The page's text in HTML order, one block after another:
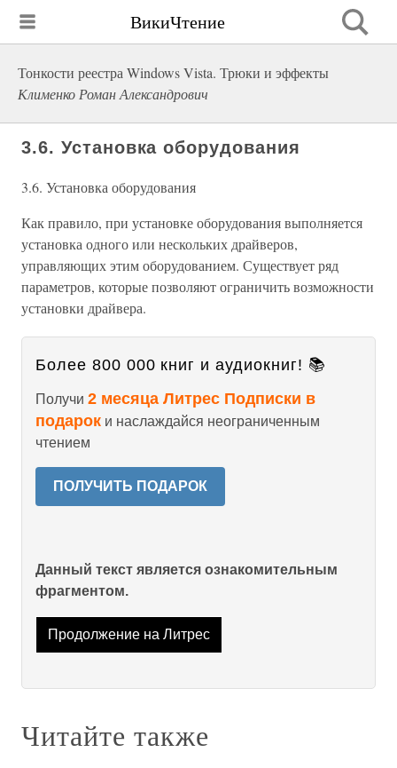
ВикиЧтение
Тонкости реестра Windows Vista. Трюки и эффекты
Клименко Роман Александрович
3.6. Установка оборудования
3.6. Установка оборудования
Как правило, при установке оборудования выполняется
установка одного или нескольких драйверов,
управляющих этим оборудованием. Существует ряд
параметров, которые позволяют ограничить возможности
установки драйвера.
Более 800 000 книг и аудиокниг! 📚
Получи 2 месяца Литрес Подписки в
подарок и наслаждайся неограниченным
чтением
ПОЛУЧИТЬ ПОДАРОК
Данный текст является ознакомительным
фрагментом.
Продолжение на Литрес
Читайте также